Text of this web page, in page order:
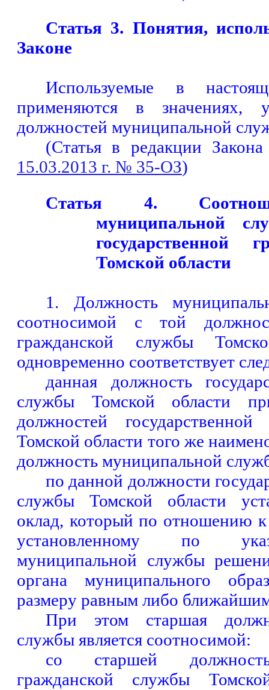
Статья 3. Понятия,
Законе
Используемые в
применяются в значениях,
должностей муниципальной
(Статья в редакции Закона
15.03.2013 г. № 35-ОЗ)
Статья 4.
муниципальной
государственной
Томской области
1. Должность
соотносимой с той
гражданской службы
одновременно соответствует
данная должность
службы Томской области
должностей
Томской области того же
должность муниципальной
по данной должности
службы Томской области
оклад, который по отношению
установленному по
муниципальной службы
органа муниципального
размеру равным либо
При этом старшая
службы является соотносимой:
со старшей
гражданской службы